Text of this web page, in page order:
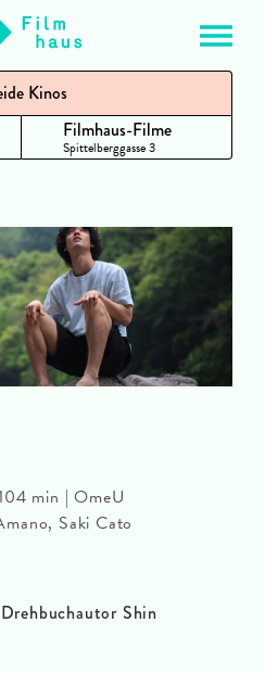
Kinos
Filmhaus-Filme
Spittelberggasse 3
Shin
min | OmeU
Saki Cato